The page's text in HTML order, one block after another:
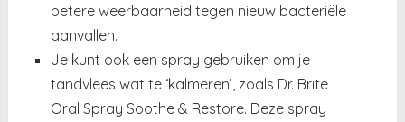
betere weerbaarheid tegen nieuw bacteriële
aanvallen.
Je kunt ook een spray gebruiken om je
tandvlees wat te ‘kalmeren’, zoals Dr. Brite
Oral Spray Soothe & Restore. Deze spray